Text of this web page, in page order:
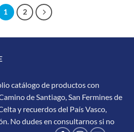
1 2
catálogo de productos con
de Santiago, San Fermines de
y recuerdos del País Vasco,
No dudes en consultarnos si no